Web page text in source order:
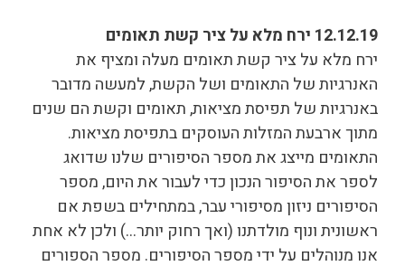
12.12.19 ירח מלא על ציר קשת תאומים
ירח מלא על ציר קשת תאומים מעלה ומציף את
האנרגיות של התאומים ושל הקשת, למעשה מדובר
באנרגיות של תפיסת מציאות, תאומים וקשת הם שנים
מתוך ארבעת המזלות העוסקים בתפיסת מציאות.
התאומים מייצג את מספר הסיפורים שלנו שדואג
לספר את הסיפור הנכון כדי לעבור את היום, מספר
הסיפורים ניזון מסיפורי עבר, במתחילים בשפת אם
ראשונית ונוף מולדתנו (ואך רחוק יותר…) ולכן לא אחת
אנו מנוהלים על ידי מספר הסיפורים. מספר הספורים